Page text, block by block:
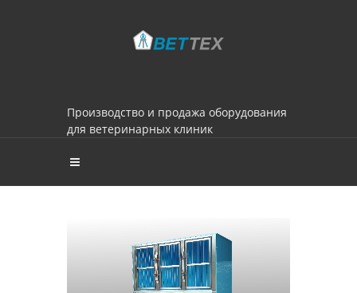
Производство и продажа оборудования
для ветеринарных клиник